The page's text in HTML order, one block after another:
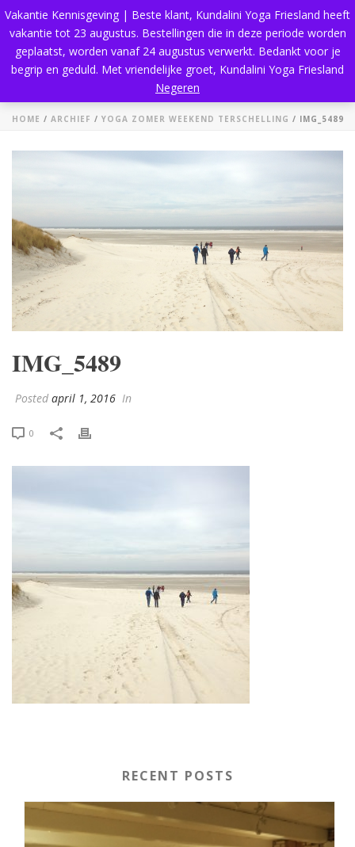
HOME / ARCHIEF / YOGA ZOMER WEEKEND TERSCHELLING / IMG_5489
IMG_5489
Posted april 1, 2016 In
0
RECENT POSTS
Vakantie Kennisgeving | Beste klant, Kundalini Yoga Friesland heeft
vakantie tot 23 augustus. Bestellingen die in deze periode worden
geplaatst, worden vanaf 24 augustus verwerkt. Bedankt voor je
begrip en geduld. Met vriendelijke groet, Kundalini Yoga Friesland
Negeren